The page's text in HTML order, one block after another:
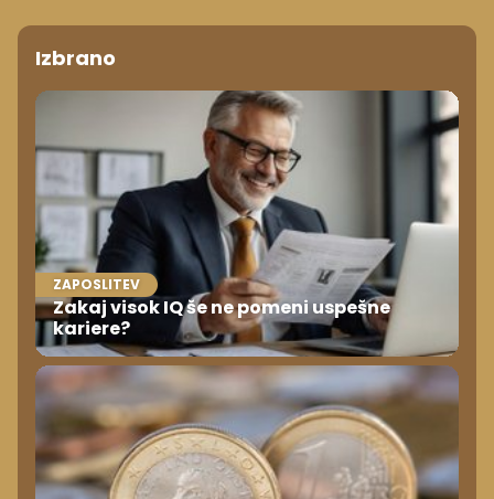
Izbrano
ZAPOSLITEV
Zakaj visok IQ še ne pomeni uspešne
kariere?